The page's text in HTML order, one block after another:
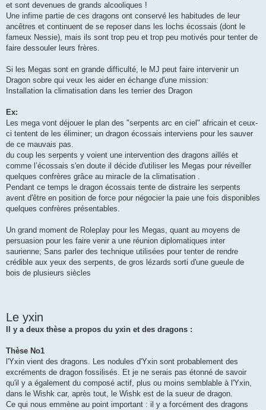
et sont devenues de grands alcooliques !
Une infime partie de ces dragons ont conservé les habitudes de leur
ancêtres et continuent de se reposer dans les lochs écossais (dont le
fameux Nessie), mais ils sont trop peu et trop peu motivés pour tenter de
faire dessouler leurs frères.
Si les Megas sont en grande difficulté, le MJ peut faire intervenir un
Dragon sobre qui veux les aider en échange d'une mission:
Installation la climatisation dans les terrier des Dragon
Ex:
Les mega vont déjouer le plan des "serpents arc en ciel" africain et ceux-
ci tentent de les éliminer; un dragon écossais interviens pour les sauver
de ce mauvais pas.
du coup les serpents y voient une intervention des dragons aillés et
comme l’écossais s'en doute il décide d'utiliser les Megas pour réveiller
quelques confrères grâce au miracle de la climatisation .
Pendant ce temps le dragon écossais tente de distraire les serpents
avent d'être en position de force pour négocier la paie une fois disponibles
quelques confrères présentables.
Un grand moment de Roleplay pour les Megas, quant au moyens de
persuasion pour les faire venir a une réunion diplomatiques inter
saurienne; Sans parler des technique utilisées pour tenter de rendre
crédible aux yeux des serpents, de gros lézards sorti d'une gueule de
bois de plusieurs siècles
Le yxin
Il y a deux thèse a propos du yxin et des dragons :
Thèse No1
l'Yxin vient des dragons. Les nodules d'Yxin sont probablement des
excréments de dragon fossilisés. Et je ne serais pas étonné de savoir
qu'il y a également du composé actif, plus ou moins semblable à l'Yxin,
dans le Wishk car, après tout, le Wishk est de la sueur de dragon.
Ce qui nous emmène au point important : il y a forcément des dragons